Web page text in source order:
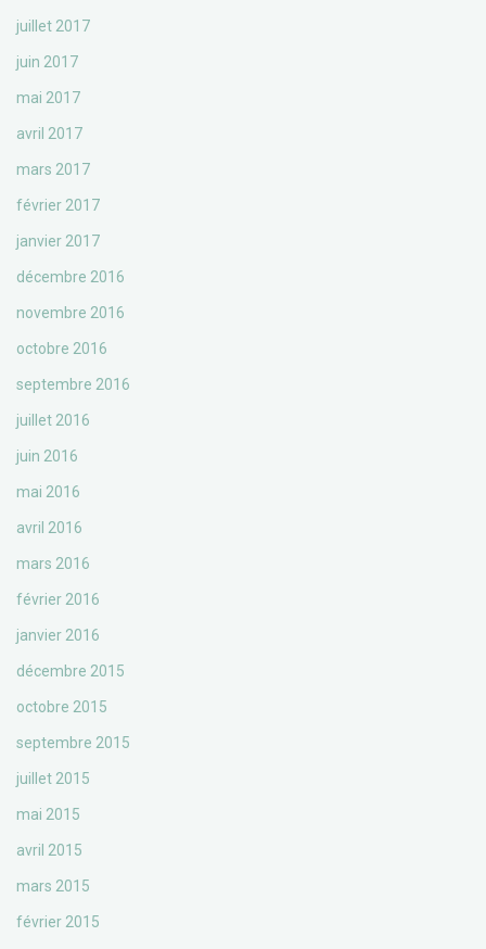
juillet 2017
juin 2017
mai 2017
avril 2017
mars 2017
février 2017
janvier 2017
décembre 2016
novembre 2016
octobre 2016
septembre 2016
juillet 2016
juin 2016
mai 2016
avril 2016
mars 2016
février 2016
janvier 2016
décembre 2015
octobre 2015
septembre 2015
juillet 2015
mai 2015
avril 2015
mars 2015
février 2015